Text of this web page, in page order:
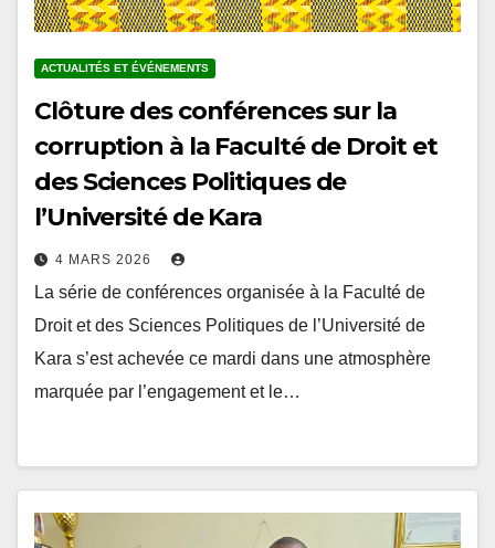
Clôture des conférences sur la
corruption à la Faculté de Droit et
des Sciences Politiques de
l’Université de Kara
La série de conférences organisée à la Faculté de
Droit et des Sciences Politiques de l’Université de
Kara s’est achevée ce mardi dans une atmosphère
marquée par l’engagement et le…